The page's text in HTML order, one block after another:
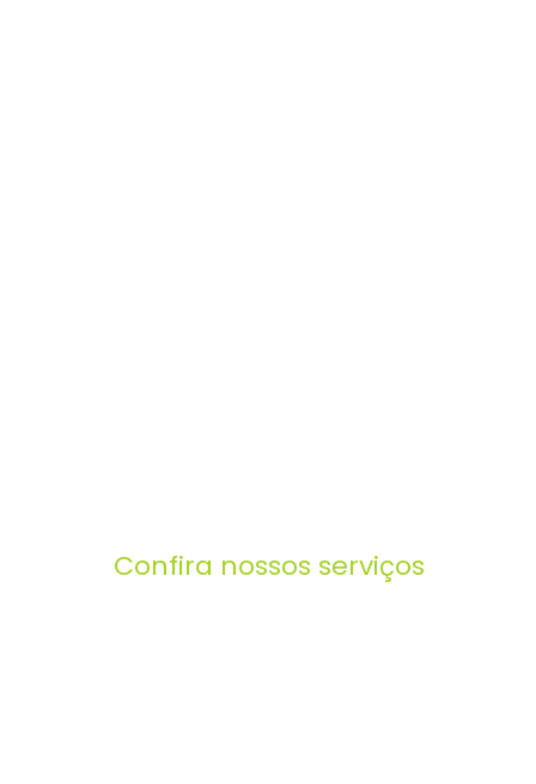
Confira nossos serviços